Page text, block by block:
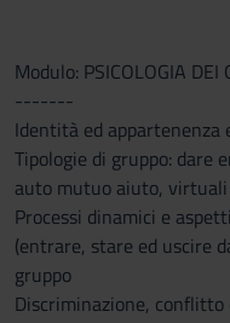
Modulo: PSICOLOGIA DEI
-------
Identità ed appartenenza
Tipologie di gruppo: dare
auto mutuo aiuto, virtuali
Processi dinamici e
(entrare, stare ed uscire
gruppo
Discriminazione, conflitto